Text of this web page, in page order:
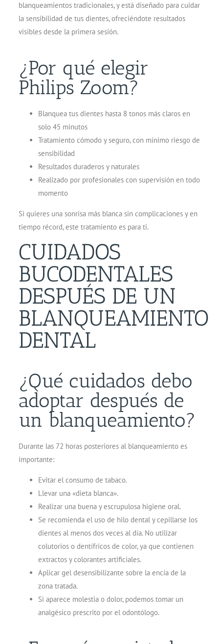
blanqueamientos tradicionales, y está diseñado para cuidar
la sensibilidad de tus dientes, ofreciéndote resultados
visibles desde la primera sesión.
¿Por qué elegir
Philips Zoom?
Blanquea tus dientes hasta 8 tonos más claros en
solo 45 minutos
Tratamiento cómodo y seguro, con mínimo riesgo de
sensibilidad
Resultados duraderos y naturales
Realizado por profesionales con supervisión en todo
momento
Si quieres una sonrisa más blanca sin complicaciones y en
tiempo récord, este tratamiento es para ti.
CUIDADOS
BUCODENTALES
DESPUÉS DE UN
BLANQUEAMIENTO
DENTAL
¿Qué cuidados debo
adoptar después de
un blanqueamiento?
Durante las 72 horas posteriores al blanqueamiento es
importante:
Evitar el consumo de tabaco.
Llevar una «dieta blanca».
Realizar una buena y escrupulosa higiene oral.
Se recomienda el uso de hilo dental y cepillarse los
dientes al menos dos veces al día. No utilizar
colutorios o dentífricos de color, ya que contienen
extractos y colorantes artificiales.
Aplicar gel desensibilizante sobre la encía de la
zona tratada.
Si aparece molestia o dolor, podemos tomar un
analgésico prescrito por el odontólogo.